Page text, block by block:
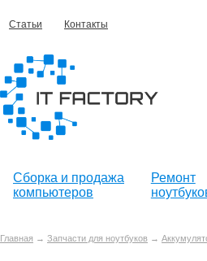
Статьи Контакты
Сборка и продажа
компьютеров
Ремонт
Главная → Запчасти для ноутбуков →